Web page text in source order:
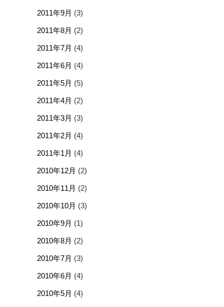
2011年9月 (3)
2011年8月 (2)
2011年7月 (4)
2011年6月 (4)
2011年5月 (5)
2011年4月 (2)
2011年3月 (3)
2011年2月 (4)
2011年1月 (4)
2010年12月 (2)
2010年11月 (2)
2010年10月 (3)
2010年9月 (1)
2010年8月 (2)
2010年7月 (3)
2010年6月 (4)
2010年5月 (4)